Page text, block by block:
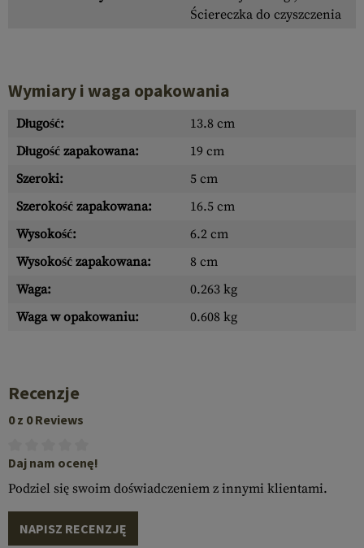
Ściereczka do czyszczenia
Wymiary i waga opakowania
Długość:
13.8 cm
Długość zapakowana:
19 cm
Szeroki:
5 cm
Szerokość zapakowana:
16.5 cm
Wysokość:
6.2 cm
Wysokość zapakowana:
8 cm
Waga:
0.263 kg
Waga w opakowaniu:
0.608 kg
Recenzje
0 z 0 Reviews
Daj nam ocenę!
Podziel się swoim doświadczeniem z innymi klientami.
NAPISZ RECENZJĘ